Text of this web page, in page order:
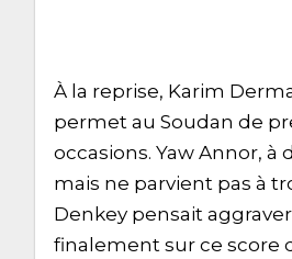
À la reprise, Karim
permet au Soudan de
occasions. Yaw Annor, à
mais ne parvient pas à
Denkey pensait
finalement sur ce score